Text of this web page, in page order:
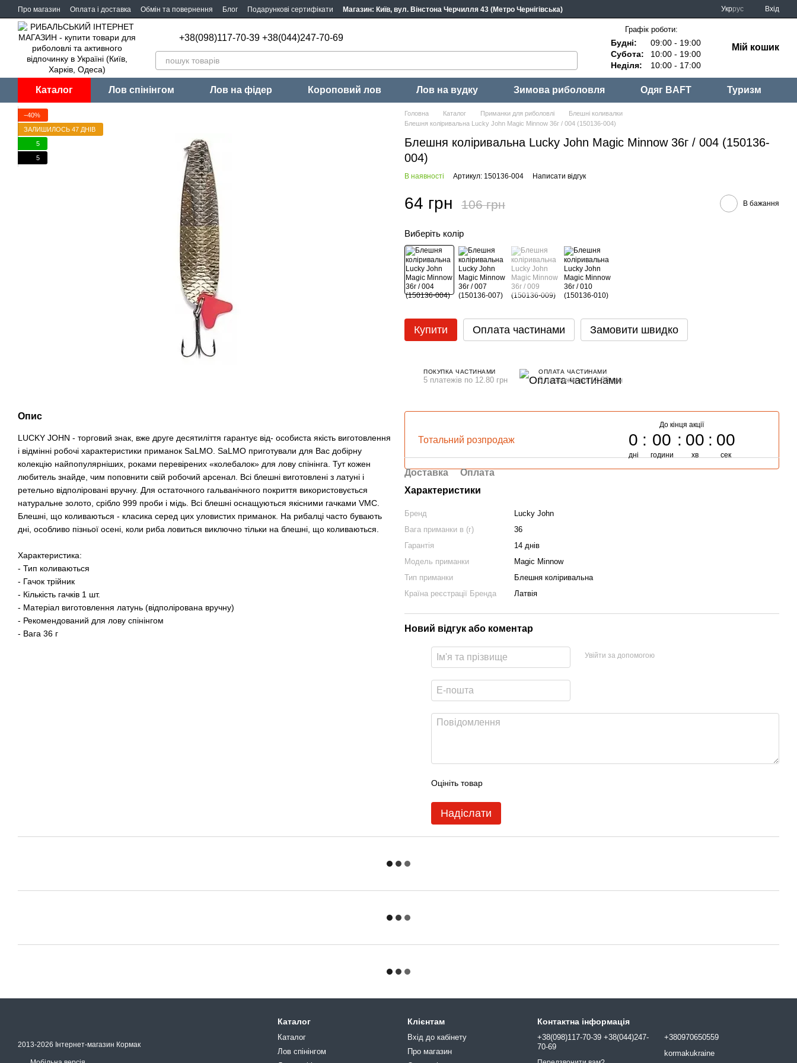
Перейти до основного контенту
Про магазин Оплата і доставка Обмін та повернення Блог Подарункові сертифікати Магазин: Київ, вул. Вінстона Черчилля 43 (Метро Чернігівська) Укррус Вхід
+38(098)117-70-39 +38(044)247-70-69
Графік роботи:
Будні:
09:00 - 19:00
Субота:
10:00 - 19:00
Неділя:
10:00 - 17:00
Мій кошик
Каталог Лов спінінгом Лов на фідер Короповий лов Лов на вудку Зимова риболовля Одяг BAFT Туризм
−40%
ЗАЛИШИЛОСЬ 47 ДНІВ
5
5
Опис
LUCKY JOHN - торговий знак, вже друге десятиліття гарантує від- особиста якість виготовлення
і відмінні робочі характеристики приманок SaLMO. SaLMO приготували для Вас добірну
колекцію найпопулярніших, роками перевірених «колебалок» для лову спінінга. Тут кожен
любитель знайде, чим поповнити свій робочий арсенал. Всі блешні виготовлені з латуні і
ретельно відполіровані вручну. Для остаточного гальванічного покриття використовується
натуральне золото, срібло 999 проби і мідь. Всі блешні оснащуються якісними гачками VMC.
Блешні, що коливаються - класика серед цих уловистих приманок. На рибалці часто бувають
дні, особливо пізньої осені, коли риба ловиться виключно тільки на блешні, що коливаються.
Характеристика:
- Тип коливаються
- Гачок трійник
- Кількість гачків 1 шт.
- Матеріал виготовлення латунь (відполірована вручну)
- Рекомендований для лову спінінгом
- Вага 36 г
Головна Каталог Приманки для риболовлі
Блешні коливалки
Блешня коліривальна Lucky John Magic Minnow 36г / 004 (150136-004)
Блешня коліривальна Lucky John Magic Minnow 36г / 004 (150136-
004)
В наявності Артикул: 150136-004 Написати відгук
64 грн 106 грн В бажання
Виберіть колір
Купити Оплата частинами Замовити швидко
ПОКУПКА ЧАСТИНАМИ
5 платежів по 12.80 грн
ОПЛАТА ЧАСТИНАМИ
5 платежів по 12.80 грн
Тотальний розпродаж
До кінця акції
0
дні
00
години
00
хв
00
сек
Доставка
Оплата
Характеристики
Бренд
Lucky John
Вага приманки в (г)
36
Гарантія
14 днів
Модель приманки
Magic Minnow
Тип приманки
Блешня коліривальна
Країна реєстрації Бренда
Латвія
Новий відгук або коментар
Увійти за допомогою
Оцініть товар
Надіслати
2013-2026 Інтернет-магазин Кормак
Каталог
Каталог
Лов спінінгом
Клієнтам
Вхід до кабінету
Про магазин
Контактна інформація
+38(098)117-70-39 +38(044)247-
70-69
+380970650559
kormakukraine